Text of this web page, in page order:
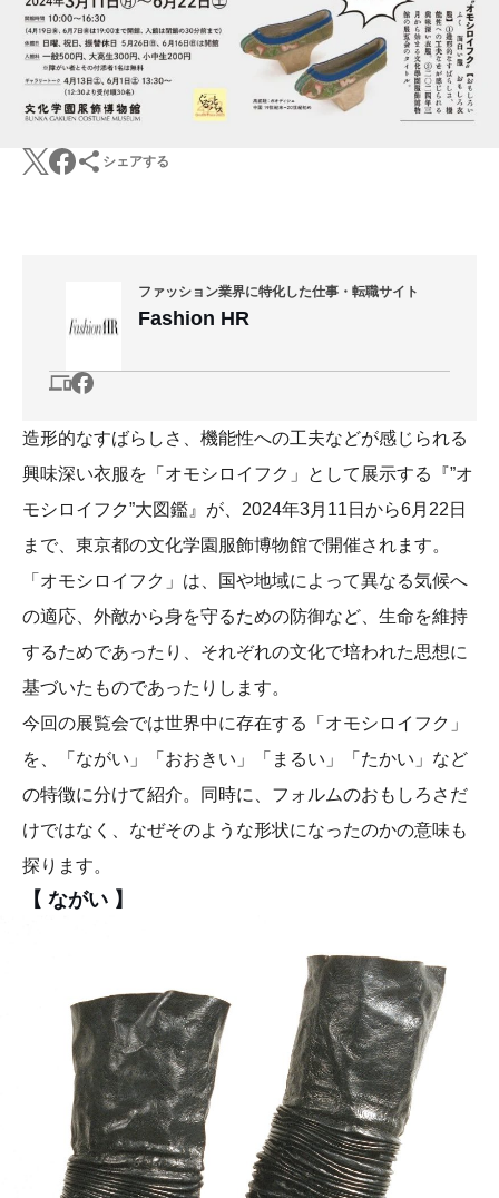
シェアする
ファッション業界に特化した仕事・転職サイト
Fashion HR
造形的なすばらしさ、機能性への工夫などが感じられる
興味深い衣服を「オモシロイフク」として展示する『”オ
モシロイフク”大図鑑』が、2024年3月11日から6月22日
まで、東京都の文化学園服飾博物館で開催されます。
「オモシロイフク」は、国や地域によって異なる気候へ
の適応、外敵から身を守るための防御など、生命を維持
するためであったり、それぞれの文化で培われた思想に
基づいたものであったりします。
今回の展覧会では世界中に存在する「オモシロイフク」
を、「ながい」「おおきい」「まるい」「たかい」など
の特徴に分けて紹介。同時に、フォルムのおもしろさだ
けではなく、なぜそのような形状になったのかの意味も
探ります。
【 ながい 】